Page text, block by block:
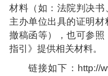
材料（如：法院判决
主办单位出具的证明
撤稿函等），也可参
指引》提供相关材料。
链接如下：http://